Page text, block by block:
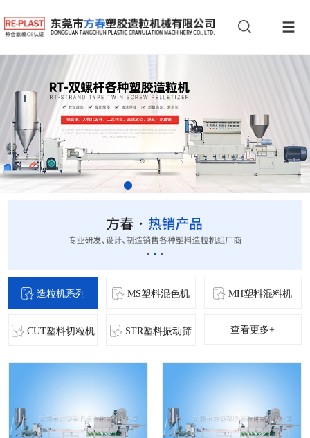
造粒机系列 MS塑料混色机 MH塑料混料机
CUT塑料切粒机 STR塑料振动筛 查看更多+